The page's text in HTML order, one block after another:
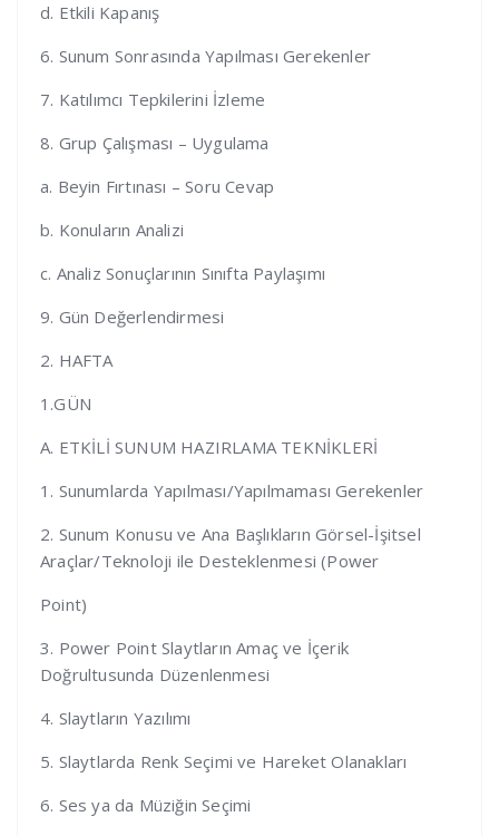
d. Etkili Kapanış
6. Sunum Sonrasında Yapılması Gerekenler
7. Katılımcı Tepkilerini İzleme
8. Grup Çalışması – Uygulama
a. Beyin Fırtınası – Soru Cevap
b. Konuların Analizi
c. Analiz Sonuçlarının Sınıfta Paylaşımı
9. Gün Değerlendirmesi
2. HAFTA
1.GÜN
A. ETKİLİ SUNUM HAZIRLAMA TEKNİKLERİ
1. Sunumlarda Yapılması/Yapılmaması Gerekenler
2. Sunum Konusu ve Ana Başlıkların Görsel-İşitsel
Araçlar/Teknoloji ile Desteklenmesi (Power
Point)
3. Power Point Slaytların Amaç ve İçerik
Doğrultusunda Düzenlenmesi
4. Slaytların Yazılımı
5. Slaytlarda Renk Seçimi ve Hareket Olanakları
6. Ses ya da Müziğin Seçimi